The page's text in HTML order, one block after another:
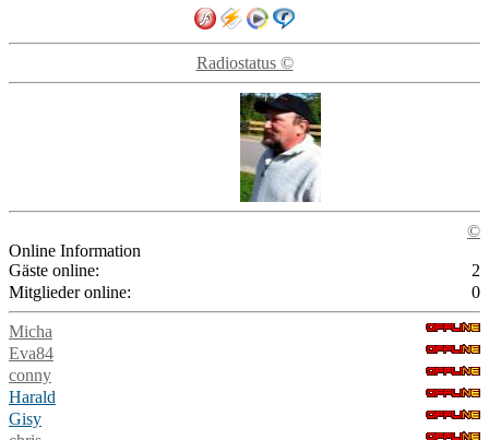
Radiostatus ©
©
Online Information
Gäste online:
2
Mitglieder online:
0
Micha
Eva84
conny
Harald
Gisy